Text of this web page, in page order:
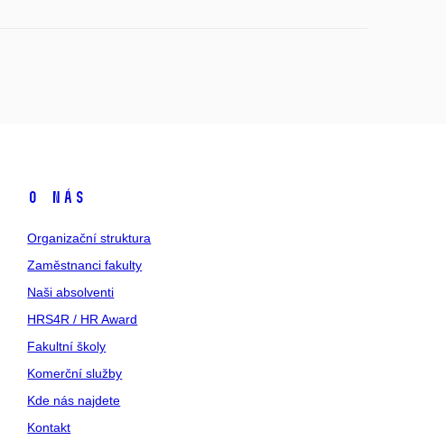
O nás
Organizační struktura
Zaměstnanci fakulty
Naši absolventi
HRS4R / HR Award
Fakultní školy
Komerční služby
Kde nás najdete
Kontakt